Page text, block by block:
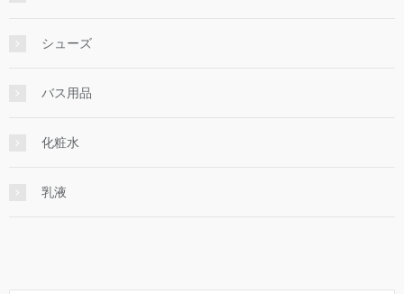
シューズ
バス用品
化粧水
乳液